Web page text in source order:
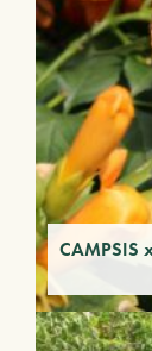
CAMPSIS